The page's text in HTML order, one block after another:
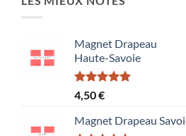
Magnet Drapeau
Haute-Savoie
Note5.00
sur 5
4,50€
Magnet Drapeau